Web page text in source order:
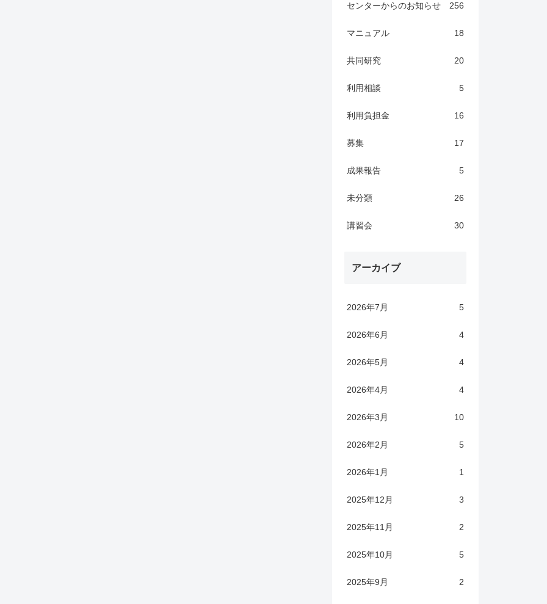
センターからのお知らせ 256
マニュアル 18
共同研究 20
利用相談 5
利用負担金 16
募集 17
成果報告 5
未分類 26
講習会 30
アーカイブ
2026年7月 5
2026年6月 4
2026年5月 4
2026年4月 4
2026年3月 10
2026年2月 5
2026年1月 1
2025年12月 3
2025年11月 2
2025年10月 5
2025年9月 2